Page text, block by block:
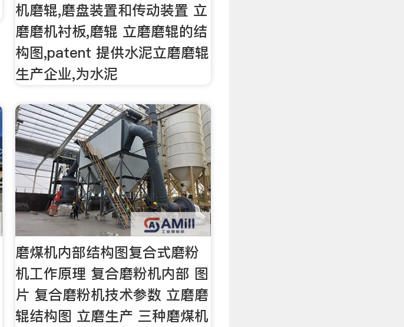
机磨辊,磨盘装置和传动装置 立
磨磨机衬板,磨辊 立磨磨辊的结
构图,patent 提供水泥立磨磨辊
生产企业,为水泥
磨煤机内部结构图复合式磨粉
机工作原理 复合磨粉机内部 图
片 复合磨粉机技术参数 立磨磨
辊结构图 立磨生产 三种磨煤机